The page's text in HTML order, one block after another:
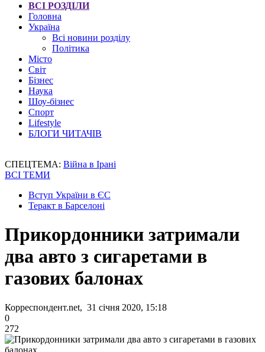
ВСІ РОЗДІЛИ
Головна
Україна
Всі новини розділу
Політика
Місто
Світ
Бізнес
Наука
Шоу-бізнес
Спорт
Lifestyle
БЛОГИ ЧИТАЧІВ
СПЕЦТЕМА: Війна в Ірані
ВСІ ТЕМИ
Вступ України в ЄС
Теракт в Барселоні
Прикордонники затримали
два авто з сигаретами в
газових балонах
Корреспондент.net, 31 січня 2020, 15:18
0
272